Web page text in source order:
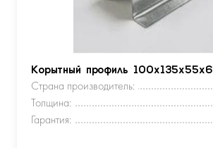
Корытный профиль 100х135х55х6
Страна производитель:
Толщина:
Гарантия: